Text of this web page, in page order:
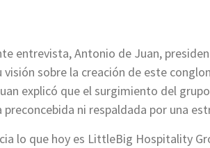
entrevista, Antonio de Juan,
sobre la creación de este
explicó que el surgimiento del
preconcebida ni respaldada por una
lo que hoy es LittleBig Hospitality